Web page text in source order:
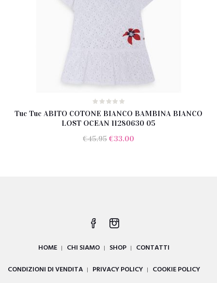
Tuc Tuc ABITO COTONE BIANCO BAMBINA BIANCO
LOST OCEAN 11280630 05
€45.95 Il
€33.00
HOME CHI SIAMO SHOP
CONTATTI
CONDIZIONI DI VENDITA
PRIVACY POLICY COOKIE POLICY